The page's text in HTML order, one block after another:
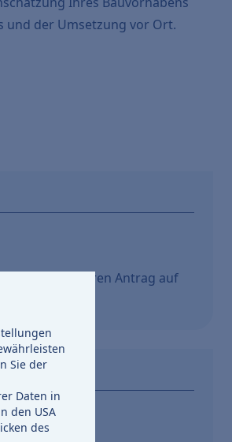
Sie der
Daten in
den USA
des
und der Umsetzung vor Ort.
Wir prüfen Ihren Antrag auf